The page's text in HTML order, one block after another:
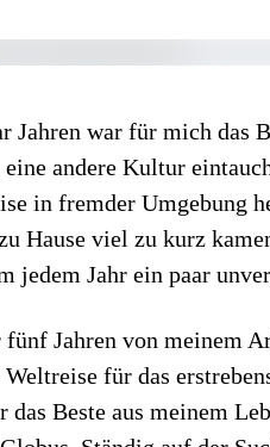
Jahren war für mich das
andere Kultur
in fremder Umgebung
Hause viel zu kurz
jedem Jahr ein paar
Jahren von meinem
für das
das Beste aus meinem